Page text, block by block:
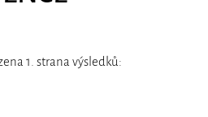
1. strana výsledků: